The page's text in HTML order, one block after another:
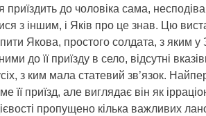
приїздить до чоловіка сама,
з іншим, і Яків про це знав. Цю
Якова, простого солдата, з яким у
до її приїзду в село, відсутні
з ким мала статевий зв’язок.
її приїзд, але виглядає він як
пропущено кілька важливих